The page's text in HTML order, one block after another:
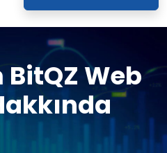
Web